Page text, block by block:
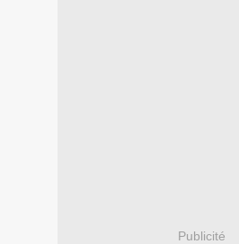
Publicité